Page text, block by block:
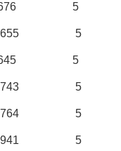
5
5
5
5
5
5